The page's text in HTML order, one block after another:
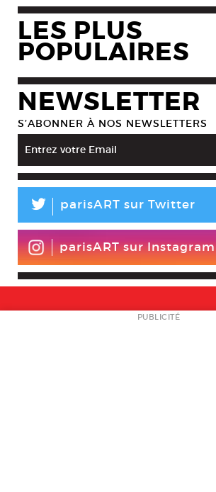
LES PLUS
POPULAIRES
NEWSLETTER
S’ABONNER À NOS NEWSLETTERS
L parisART sur Twitter
parisART sur Instagram
NEWSLETTER
PUBLICITÉ